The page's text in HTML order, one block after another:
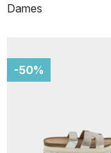
Dames
-50%